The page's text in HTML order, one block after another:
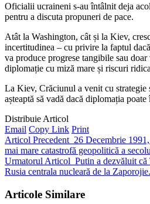
Oficialii ucraineni s-au întâlnit deja
pentru a discuta propuneri de pace.
Atât la Washington, cât și la Kiev,
incertitudinea – cu privire la faptul
va produce progrese tangibile sau
diplomație cu miză mare și riscuri
La Kiev, Crăciunul a venit cu strategie
așteaptă să vadă dacă diplomația
Distribuie Articol
Email Copy Link Print
Articol Precedent 26 Decembrie
mai mare catastrofă geopolitică a
Urmatorul Articol Putin a dezvăluit că
Rusia centrala nucleară de la
Articole Similare